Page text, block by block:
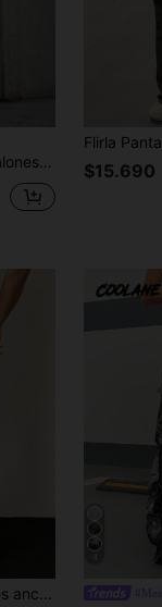
urban streetwear $15.690
SHEIN EZwear Pantalones anchos con estampado de camuflaje de moda para mujeres